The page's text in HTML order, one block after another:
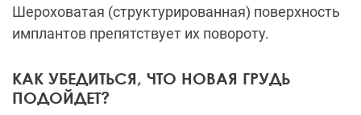
Шероховатая (структурированная) поверхность
имплантов препятствует их повороту.
КАК УБЕДИТЬСЯ, ЧТО НОВАЯ ГРУДЬ
ПОДОЙДЕТ?